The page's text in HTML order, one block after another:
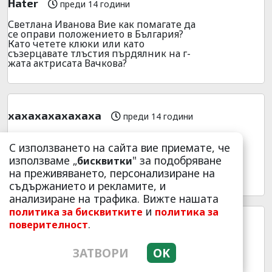
Hater преди 14 години
Светлана Иванова Вие как помагате да
се оправи положението в България?
Като четете клюки или като
съзерцавате тлъстия пърдялник на г-
жата актрисата Вачкова?
хахахахахахаха преди 14 години
изплиска, а плажуващите наоколо само
викаха в истерия: „На помощ! Да
спасим кита!”........ Бухахахаха.... не мога
да спра да се хиля
toni преди 14 години
А бе как съдите само хората, като дърти
селски клюкарки сте. А ако внимателно
С използването на сайта вие приемате, че
използваме „бисквитки" за подобряване
на преживяването, персонализиране на
съдържанието и рекламите, и
анализиране на трафика. Вижте нашата
политика за бисквитките и политика за
поверителност.
ЗАТВОРИ OK